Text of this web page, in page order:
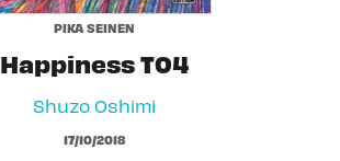
PIKA SEINEN
Happiness T04
Shuzo Oshimi
17/10/2018